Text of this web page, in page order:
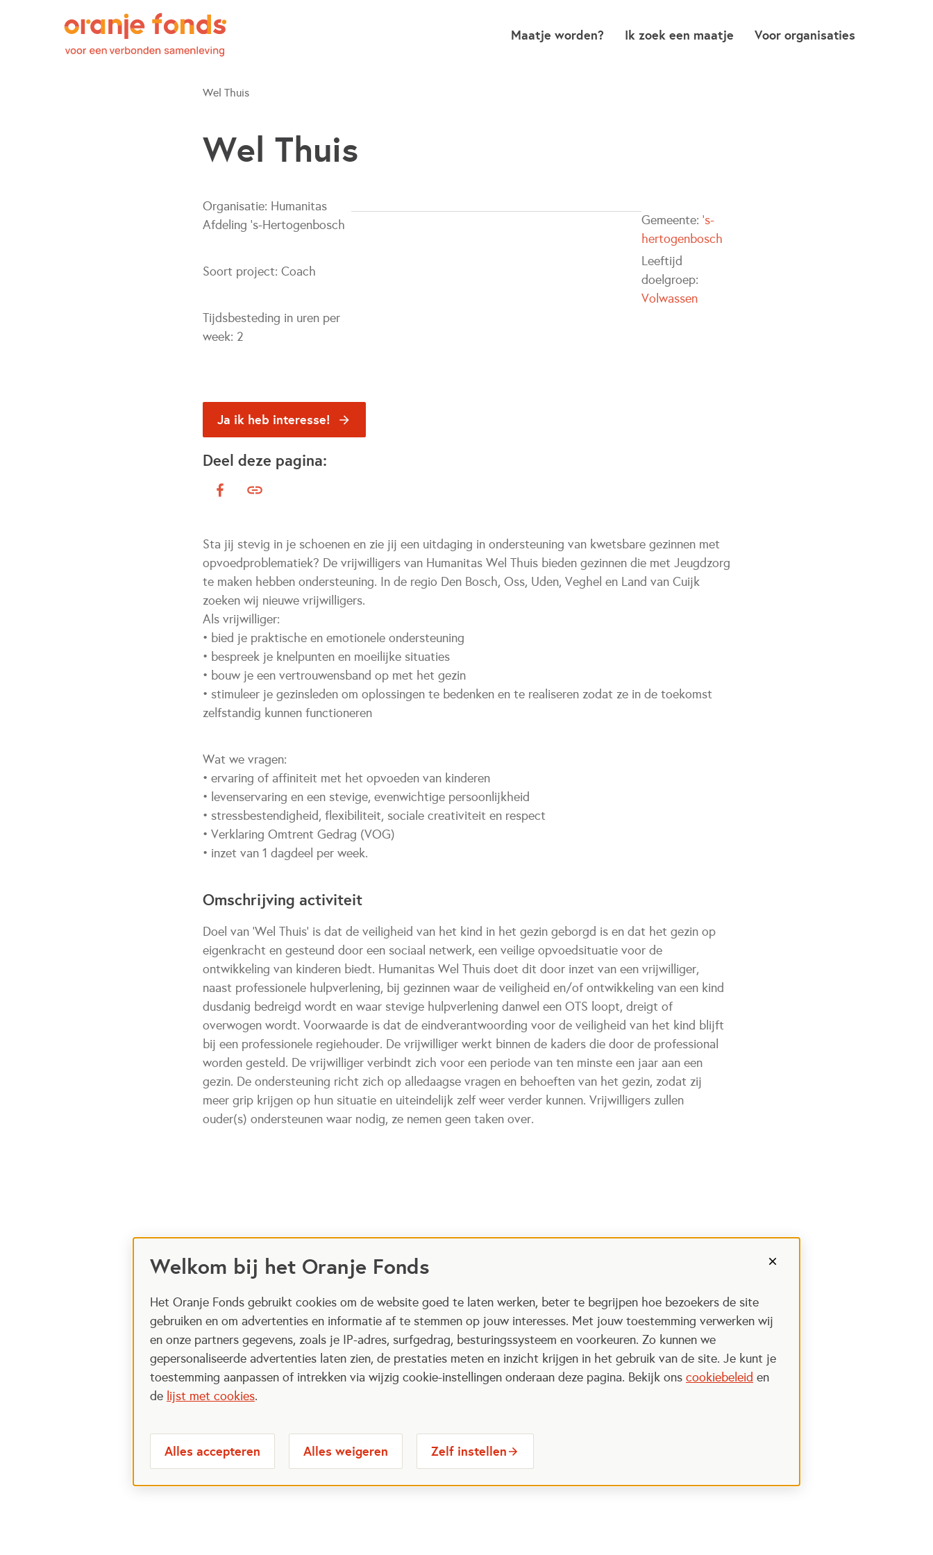
Welkom bij het Oranje Fonds
Het Oranje Fonds gebruikt cookies om de website goed te laten werken, beter te begrijpen hoe bezoekers de site
gebruiken en om advertenties en informatie af te stemmen op jouw interesses. Met jouw toestemming verwerken wij
en onze partners gegevens, zoals je IP-adres, surfgedrag, besturingssysteem en voorkeuren. Zo kunnen we
gepersonaliseerde advertenties laten zien, de prestaties meten en inzicht krijgen in het gebruik van de site. Je kunt je
toestemming aanpassen of intrekken via wijzig cookie-instellingen onderaan deze pagina. Bekijk ons cookiebeleid en
de lijst met cookies.
Alles accepteren Alles weigeren Zelf instellen
Maatje worden? Ik zoek een maatje Voor organisaties
Wel Thuis
Wel Thuis
Organisatie: Humanitas
Afdeling 's-Hertogenbosch
Soort project: Coach
Tijdsbesteding in uren per
week: 2
Gemeente:'s-
hertogenbosch
Leeftijd
doelgroep:
Volwassen
Ja ik heb interesse!
Deel deze pagina:
Sta jij stevig in je schoenen en zie jij een uitdaging in ondersteuning van kwetsbare gezinnen met
opvoedproblematiek? De vrijwilligers van Humanitas Wel Thuis bieden gezinnen die met Jeugdzorg
te maken hebben ondersteuning. In de regio Den Bosch, Oss, Uden, Veghel en Land van Cuijk
zoeken wij nieuwe vrijwilligers.
Als vrijwilliger:
• bied je praktische en emotionele ondersteuning
• bespreek je knelpunten en moeilijke situaties
• bouw je een vertrouwensband op met het gezin
• stimuleer je gezinsleden om oplossingen te bedenken en te realiseren zodat ze in de toekomst
zelfstandig kunnen functioneren
Wat we vragen:
• ervaring of affiniteit met het opvoeden van kinderen
• levenservaring en een stevige, evenwichtige persoonlijkheid
• stressbestendigheid, flexibiliteit, sociale creativiteit en respect
• Verklaring Omtrent Gedrag (VOG)
• inzet van 1 dagdeel per week.
Omschrijving activiteit
Doel van ‘Wel Thuis’ is dat de veiligheid van het kind in het gezin geborgd is en dat het gezin op
eigenkracht en gesteund door een sociaal netwerk, een veilige opvoedsituatie voor de
ontwikkeling van kinderen biedt. Humanitas Wel Thuis doet dit door inzet van een vrijwilliger,
naast professionele hulpverlening, bij gezinnen waar de veiligheid en/of ontwikkeling van een kind
dusdanig bedreigd wordt en waar stevige hulpverlening danwel een OTS loopt, dreigt of
overwogen wordt. Voorwaarde is dat de eindverantwoording voor de veiligheid van het kind blijft
bij een professionele regiehouder. De vrijwilliger werkt binnen de kaders die door de professional
worden gesteld. De vrijwilliger verbindt zich voor een periode van ten minste een jaar aan een
gezin. De ondersteuning richt zich op alledaagse vragen en behoeften van het gezin, zodat zij
meer grip krijgen op hun situatie en uiteindelijk zelf weer verder kunnen. Vrijwilligers zullen
ouder(s) ondersteunen waar nodig, ze nemen geen taken over.